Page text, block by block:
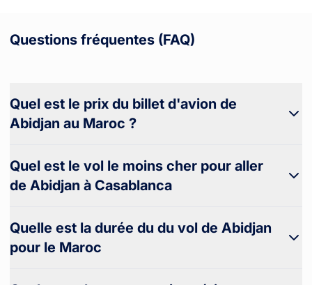
Questions fréquentes (FAQ)
Quel est le prix du billet d'avion de
Abidjan au Maroc ?
Quel est le vol le moins cher pour aller
de Abidjan à Casablanca
Quelle est la durée du du vol de Abidjan
pour le Maroc